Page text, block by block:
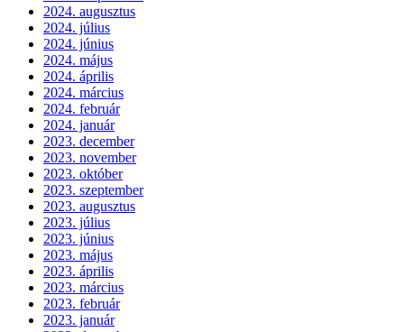
2024. augusztus
2024. július
2024. június
2024. május
2024. április
2024. március
2024. február
2024. január
2023. december
2023. november
2023. október
2023. szeptember
2023. augusztus
2023. július
2023. június
2023. május
2023. április
2023. március
2023. február
2023. január